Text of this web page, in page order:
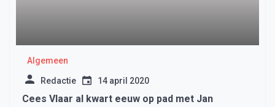
Algemeen
Redactie 14 april 2020
Cees Vlaar al kwart eeuw op pad met Jan